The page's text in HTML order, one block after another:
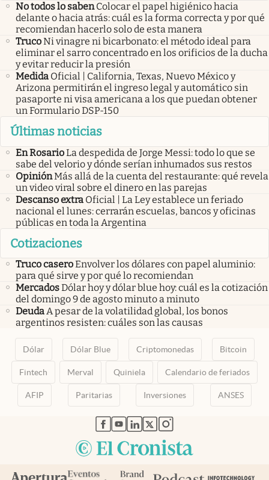
No todos lo saben Colocar el papel higiénico hacia
delante o hacia atrás: cuál es la forma correcta y por qué
recomiendan hacerlo solo de esta manera
TrucoNi vinagre ni bicarbonato: el método ideal para
eliminar el sarro concentrado en los orificios de la ducha
y evitar reducir la presión
Medida Oficial | California, Texas, Nuevo México y
Arizona permitirán el ingreso legal y automático sin
pasaporte ni visa americana a los que puedan obtener
un Formulario DSP-150
Últimas noticias
En RosarioLa despedida de Jorge Messi: todo lo que se
sabe del velorio y dónde serían inhumados sus restos
OpiniónMás allá de la cuenta del restaurante: qué revela
un video viral sobre el dinero en las parejas
Descanso extra Oficial | La Ley establece un feriado
nacional el lunes: cerrarán escuelas, bancos y oficinas
públicas en toda la Argentina
Cotizaciones
Truco caseroEnvolver los dólares con papel aluminio:
para qué sirve y por qué lo recomiendan
MercadosDólar hoy y dólar blue hoy: cuál es la cotización
del domingo 9 de agosto minuto a minuto
DeudaA pesar de la volatilidad global, los bonos
argentinos resisten: cuáles son las causas
Dólar Dólar Blue Criptomonedas Bitcoin
Fintech Merval Quiniela Calendario de feriados
AFIP Paritarias Inversiones ANSES
abre en nueva pestaña
abre en nueva pestaña
abre en nueva pestaña
abre en nueva pestaña
abre en nueva pestaña